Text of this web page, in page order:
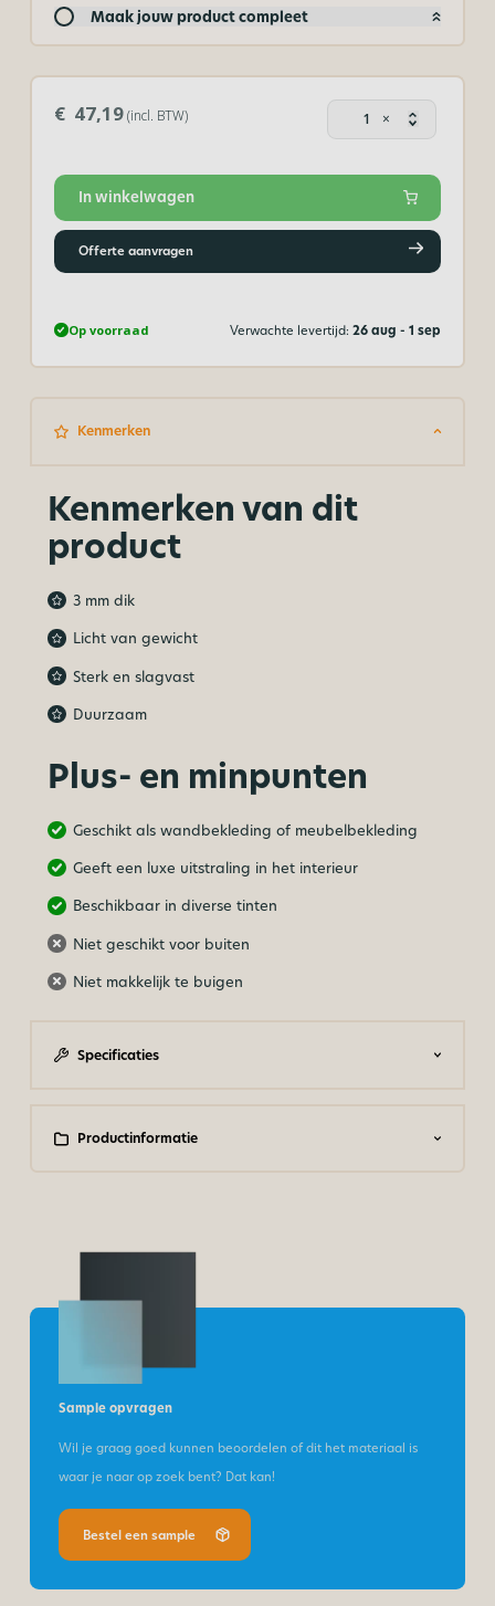
Maak jouw product compleet
€ 47,19 (incl. BTW)
-
mm
aantal
×
In winkelwagen
Offerte aanvragen
Op voorraad Verwachte levertijd:26 aug - 1 sep
Kenmerken
Kenmerken van dit
product
3 mm dik
Licht van gewicht
Sterk en slagvast
Duurzaam
Plus- en minpunten
Geschikt als wandbekleding of meubelbekleding
Geeft een luxe uitstraling in het interieur
Beschikbaar in diverse tinten
Niet geschikt voor buiten
Niet makkelijk te buigen
Specificaties
Productinformatie
Sample opvragen
Wil je graag goed kunnen beoordelen of dit het materiaal is
waar je naar op zoek bent? Dat kan!
Bestel een sample